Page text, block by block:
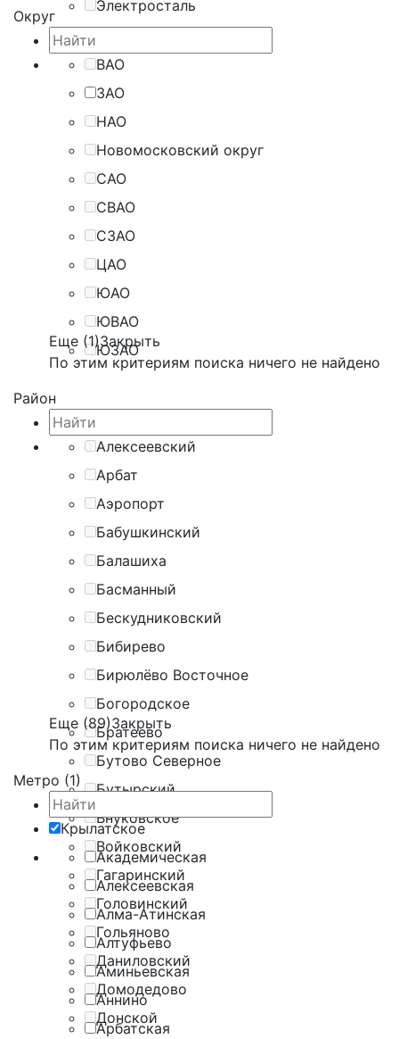
Электросталь
Округ
ВАО
ЗАО
НАО
Новомосковский округ
САО
СВАО
СЗАО
ЦАО
ЮАО
ЮВАО
ЮЗАО
Еще (1)Закрыть
По этим критериям поиска ничего не найдено
Район
Алексеевский
Арбат
Аэропорт
Бабушкинский
Балашиха
Басманный
Бескудниковский
Бибирево
Бирюлёво Восточное
Богородское
Братеево
Бутово Северное
Бутырский
Внуковское
Войковский
Гагаринский
Головинский
Гольяново
Даниловский
Домодедово
Донской
Еще (89)Закрыть
По этим критериям поиска ничего не найдено
Метро (1)
Крылатское
Академическая
Алексеевская
Алма-Атинская
Алтуфьево
Аминьевская
Аннино
Арбатская